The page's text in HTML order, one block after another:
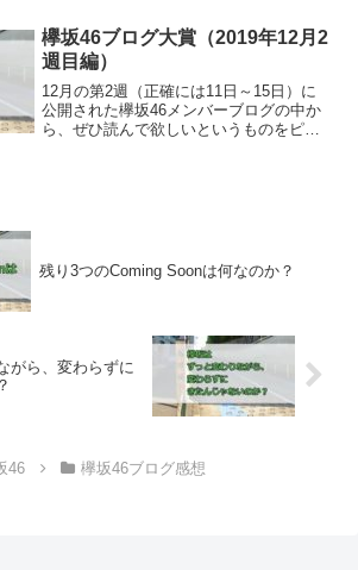
欅坂46ブログ大賞（2019年12月2
週目編）
12月の第2週（正確には11日～15日）に
公開された欅坂46メンバーブログの中か
ら、ぜひ読んで欲しいというものをピッ
残り3つのComing Soonは何なのか？
がら、変わらずに
46 欅坂46ブログ感想